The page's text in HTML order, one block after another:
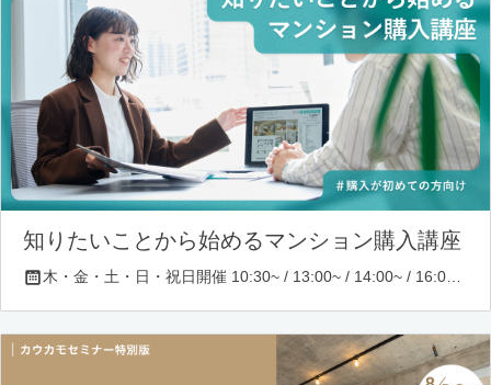
知りたいことから始めるマンション購入講座
木・金・土・日・祝日開催 10:30~ / 13:00~ / 14:00~ / 16:00~ / 17:00~/ 18:30~/ 19:30~